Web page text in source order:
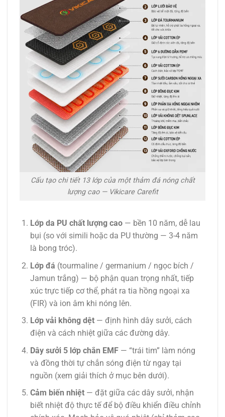
Cấu tạo chi tiết 13 lớp của một thảm đá nóng chất
lượng cao — Vikicare Carefit
Lớp da PU chất lượng cao— bền 10 năm, dễ lau
bụi (so với simili hoặc da PU thường — 3-4 năm
là bong tróc).
Lớp đá (tourmaline / germanium / ngọc bích /
Jamun trắng) — bộ phận quan trọng nhất, tiếp
xúc trực tiếp cơ thể, phát ra tia hồng ngoại xa
(FIR) và ion âm khi nóng lên.
Lớp vải không dệt— định hình dây sưởi, cách
điện và cách nhiệt giữa các đường dây.
Dây sưởi 5 lớp chắn EMF— “trái tim” làm nóng
và đồng thời tự chắn sóng điện từ ngay tại
nguồn (xem giải thích ở mục bên dưới).
Cảm biến nhiệt— đặt giữa các dây sưởi, nhận
biết nhiệt độ thực tế để bộ điều khiển điều chỉnh